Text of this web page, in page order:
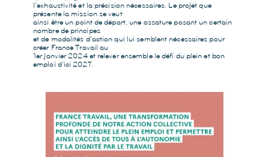
l’exhaustivité et la précision nécessaires. Le projet que
présente la mission se veut
ainsi être un point de départ, une ossature posant un certain
nombre de principes
et de modalités d’action qui lui semblent nécessaires pour
créer France Travail au
1er janvier 2024 et relever ensemble le défi du plein et bon
emploi d’ici 2027.